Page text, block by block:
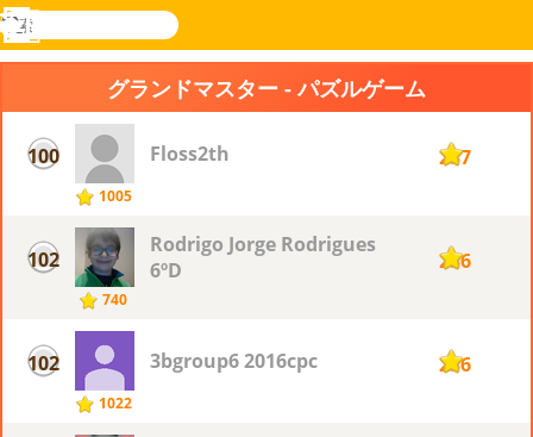
Novel
検
索
ログ
メ
ニ
ー
グランドマスター - パズルゲーム
100
1005
Floss2th 237
102
740
Rodrigo Jorge Rodrigues
6ºD
236
102
1022
3bgroup6 2016cpc 236